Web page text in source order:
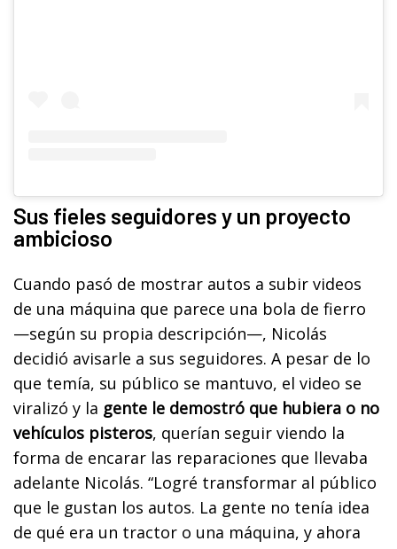
Sus fieles seguidores y un proyecto
ambicioso
Cuando pasó de mostrar autos a subir videos
de una máquina que parece una bola de fierro
—según su propia descripción—, Nicolás
decidió avisarle a sus seguidores. A pesar de lo
que temía, su público se mantuvo, el video se
viralizó y la gente le demostró que hubiera o no
vehículos pisteros, querían seguir viendo la
forma de encarar las reparaciones que llevaba
adelante Nicolás. “Logré transformar al público
que le gustan los autos. La gente no tenía idea
de qué era un tractor o una máquina, y ahora